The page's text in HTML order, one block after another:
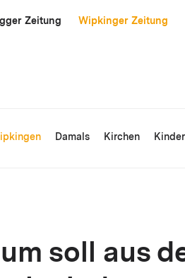
Zeitung Wipkinger Zeitung
Damals Kirchen
soll aus